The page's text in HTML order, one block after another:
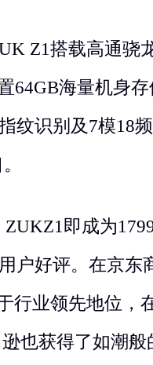
Z1搭载高通骁
64GB海量机身
纹识别及7模18
即成为
户好评。在京东
行业领先地位，
也获得了如潮般